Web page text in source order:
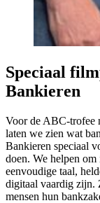
Speciaal
Bankieren
Voor de ABC‑trofee
laten we zien wat
Bankieren speciaal
doen. We helpen
eenvoudige taal,
digitaal vaardig zijn.
mensen hun